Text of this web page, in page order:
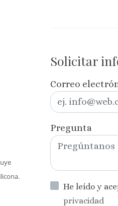
Solicitar
Correo
Pregunta
He leído y
privacidad